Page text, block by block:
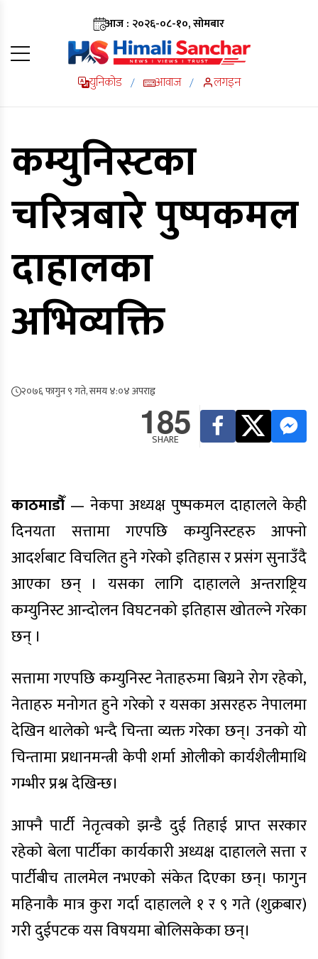
आज : २०२६-०८-१०, सोमबार
युनिकोड / आवाज / लगइन
कम्युनिस्टका
चरित्रबारे पुष्पकमल
दाहालका
अभिव्यक्ति
२०७६ फागुन ९ गते, समय ४:०४ अपराह्न
185
SHARE
काठमाडौँ— नेकपा अध्यक्ष पुष्पकमल दाहालले केही
दिनयता सत्तामा गएपछि कम्युनिस्टहरु आफ्नो
आदर्शबाट विचलित हुने गरेको इतिहास र प्रसंग सुनाउँदै
आएका छन् । यसका लागि दाहालले अन्तराष्ट्रिय
कम्युनिस्ट आन्दोलन विघटनको इतिहास खोतल्ने गरेका
छन् ।
सत्तामा गएपछि कम्युनिस्ट नेताहरुमा बिग्रने रोग रहेको,
नेताहरु मनोगत हुने गरेको र यसका असरहरु नेपालमा
देखिन थालेको भन्दै चिन्ता व्यक्त गरेका छन्। उनको यो
चिन्तामा प्रधानमन्त्री केपी शर्मा ओलीको कार्यशैलीमाथि
गम्भीर प्रश्न देखिन्छ।
आफ्नै पार्टी नेतृत्वको झन्डै दुई तिहाई प्राप्त सरकार
रहेको बेला पार्टीका कार्यकारी अध्यक्ष दाहालले सत्ता र
पार्टीबीच तालमेल नभएको संकेत दिएका छन्। फागुन
महिनाकै मात्र कुरा गर्दा दाहालले १ र ९ गते (शुक्रबार)
गरी दुईपटक यस विषयमा बोलिसकेका छन्।